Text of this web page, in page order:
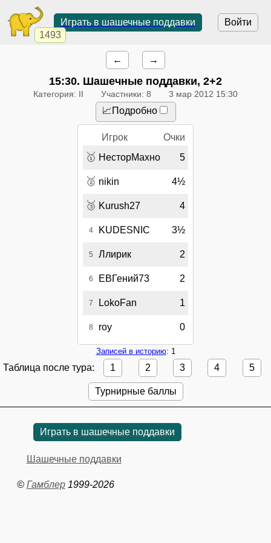
1493
Войти
Играть в шашечные поддавки
← →
15:30. Шашечные поддавки, 2+2
Категория: II Участники: 8 3 мар 2012 15:30
📈Подробно
Игрок Очки
🥇 НесторМахно 5
🥈 nikin 4½
🥉 Kurush27 4
4 KUDESNIC 3½
5 Ллирик 2
6 ЕВГений73 2
7 LokoFan 1
8 roy 0
Записей в историю: 1
Таблица после тура: 1 2 3 4 5
Турнирные баллы
Играть в шашечные поддавки
Шашечные поддавки
© Гамблер1999-2026